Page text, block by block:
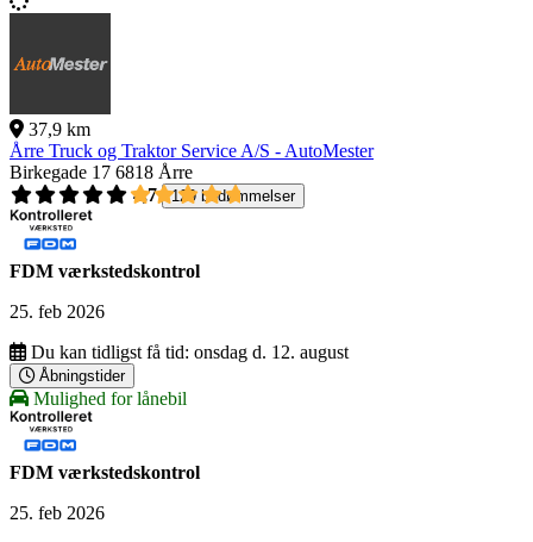
37,9 km
Årre Truck og Traktor Service A/S - AutoMester
Birkegade 17 6818 Årre
4,7
129 bedømmelser
FDM værkstedskontrol
25. feb 2026
Du kan tidligst få tid: onsdag d. 12. august
Åbningstider
Mulighed for lånebil
FDM værkstedskontrol
25. feb 2026